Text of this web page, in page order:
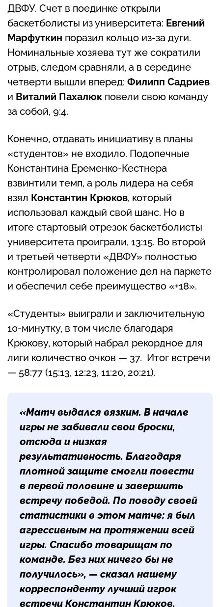
ДВФУ. Счет в поединке открыли
баскетболисты из университета: Евгений
Марфуткин поразил кольцо из-за дуги.
Номинальные хозяева тут же сократили
отрыв, следом сравняли, а в середине
четверти вышли вперед: Филипп Садриев
и Виталий Пахалюк повели свою команду
за собой, 9:4.
Конечно, отдавать инициативу в планы
«студентов» не входило. Подопечные
Константина Еременко-Кестнера
взвинтили темп, а роль лидера на себя
взял Константин Крюков, который
использовал каждый свой шанс. Но в
итоге стартовый отрезок баскетболисты
университета проиграли, 13:15. Во второй
и третьей четверти «ДВФУ» полностью
контролировал положение дел на паркете
и обеспечил себе преимущество «+18».
«Студенты» выиграли и заключительную
10-минутку, в том числе благодаря
Крюкову, который набрал рекордное для
лиги количество очков — 37. Итог встречи
— 58:77 (15:13, 12:23, 11:20, 20:21).
«Матч выдался вязким. В начале
игры не забивали свои броски,
отсюда и низкая
результативность. Благодаря
плотной защите смогли повести
в первой половине и завершить
встречу победой. По поводу своей
статистики в этом матче: я был
агрессивным на протяжении всей
игры. Спасибо товарищам по
команде. Без них ничего бы не
получилось», — сказал нашему
корреспонденту лучший игрок
встречи Константин Крюков.